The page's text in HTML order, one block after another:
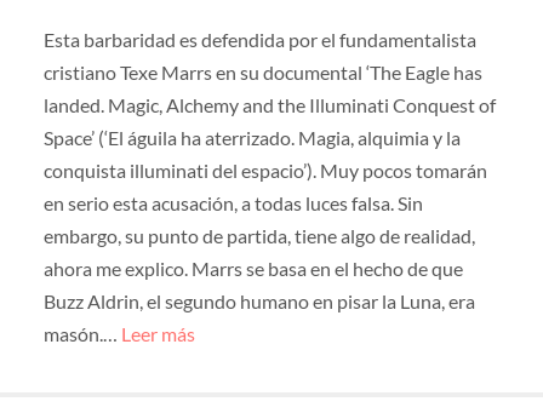
Esta barbaridad es defendida por el fundamentalista
cristiano Texe Marrs en su documental ‘The Eagle has
landed. Magic, Alchemy and the Illuminati Conquest of
Space’ (‘El águila ha aterrizado. Magia, alquimia y la
conquista illuminati del espacio’). Muy pocos tomarán
en serio esta acusación, a todas luces falsa. Sin
embargo, su punto de partida, tiene algo de realidad,
ahora me explico. Marrs se basa en el hecho de que
Buzz Aldrin, el segundo humano en pisar la Luna, era
masón.… Leer más